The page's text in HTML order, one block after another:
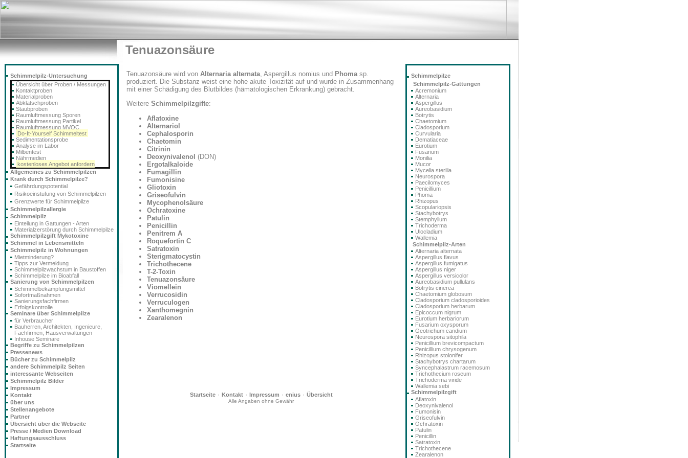
Tenuazonsäure
Tenuazonsäure wird von Alternaria alternata, Aspergillus nomius und Phomasp.
produziert. Die Substanz weist eine hohe akute Toxizität auf und wurde in Zusammenhang
mit einer Schädigung des Blutbildes (hämatologischen Erkrankung) gebracht.
Weitere Schimmelpilzgifte:
Aflatoxine
Alternariol
Cephalosporin
Chaetomin
Citrinin
Deoxynivalenol (DON)
Ergotalkaloide
Fumagillin
Fumonisine
Gliotoxin
Griseofulvin
Mycophenolsäure
Ochratoxine
Patulin
Penicillin
Penitrem A
Roquefortin C
Satratoxin
Sterigmatocystin
Trichothecene
T-2-Toxin
Tenuazonsäure
Viomellein
Verrucosidin
Verruculogen
Xanthomegnin
Zearalenon
Startseite· Kontakt· Impressum · enius· Übersicht
Alle Angaben ohne Gewähr
Schimmelpilz-Untersuchung
Übersicht über Proben / Messungen
Kontaktproben
Materialproben
Abklatschproben
Staubproben
Raumluftmessung Sporen
Raumluftmessung Partikel
Raumluftmessung MVOC
Do-It-Yourself Schimmeltest
Sedimentationsprobe
Analyse im Labor
Milbentest
Nährmedien
kostenloses Angebot anfordern
Allgemeines zu Schimmelpilzen
Krank durch Schimmelpilze?
Gefährdungspotential
Risikoeinstufung von Schimmelpilzen
Grenzwerte für Schimmelpilze
Schimmelpilzallergie
Schimmelpilz
Einteilung in Gattungen - Arten
Materialzerstörung durch Schimmelpilze
Schimmelpilzgift Mykotoxine
Schimmel in Lebensmitteln
Schimmelpilz in Wohnungen
Mietminderung?
Tipps zur Vermeidung
Schimmelpilzwachstum in Baustoffen
Schimmelpilze im Bioabfall
Sanierung von Schimmelpilzen
Schimmelbekämpfungsmittel
Sofortmaßnahmen
Sanierungsfachfirmen
Erfolgskontrolle
Seminare über Schimmelpilze
für Verbraucher
Bauherren, Architekten, Ingenieure,
Fachfirmen, Hausverwaltungen
Inhouse Seminare
Begriffe zu Schimmelpilzen
Pressenews
Bücher zu Schimmelpilz
andere Schimmelpilz Seiten
interessante Webseiten
Schimmelpilz Bilder
Impressum
Kontakt
über uns
Stellenangebote
Partner
Übersicht über die Webseite
Presse / Medien Download
Haftungsausschluss
Startseite
Schimmelpilze
Schimmelpilz-Gattungen
Acremonium
Alternaria
Aspergillus
Aureobasidium
Botrytis
Chaetomium
Cladosporium
Curvularia
Dematiaceae
Eurotium
Fusarium
Monilia
Mucor
Mycelia sterilia
Neurospora
Paecilomyces
Penicillium
Phoma
Rhizopus
Scopulariopsis
Stachybotrys
Stemphylium
Trichoderma
Ulocladium
Wallemia
Schimmelpilz-Arten
Alternaria alternata
Aspergillus flavus
Aspergillus fumigatus
Aspergillus niger
Aspergillus versicolor
Aureobasidium pullulans
Botrytis cinerea
Chaetomium globosum
Cladosporium cladosporioides
Cladosporium herbarum
Epicoccum nigrum
Eurotium herbariorum
Fusarium oxysporum
Geotrichum candium
Neurospora sitophila
Penicillium brevicompactum
Penicillium chrysogenum
Rhizopus stolonifer
Stachybotrys chartarum
Syncephalastrum racemosum
Trichothecium roseum
Trichoderma viride
Wallemia sebi
Schimmelpilzgift
Aflatoxin
Deoxynivalenol
Fumonisin
Griseofulvin
Ochratoxin
Patulin
Penicillin
Satratoxin
Trichothecene
Zearalenon